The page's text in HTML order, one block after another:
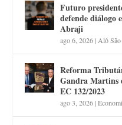
Futuro
defende diálogo
Abraji
ago 6, 2026| Alô
Reforma
Gandra Martins
EC 132/2023
ago 3, 2026|